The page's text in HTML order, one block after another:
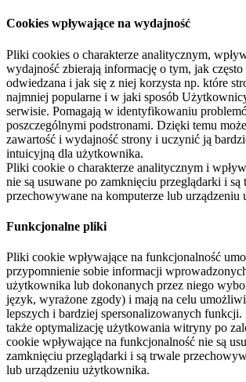
Cookies wpływające na wydajność
Pliki cookies o charakterze analitycznym,
wydajność zbierają informację o tym, jak często
odwiedzana i jak się z niej korzysta np. które
najmniej popularne i w jaki sposób
serwisie. Pomagają w identyfikowaniu
poszczególnymi podstronami. Dzięki temu
zawartość i wydajność strony i uczynić ją
intuicyjną dla użytkownika.
Pliki cookie o charakterze analitycznym i
nie są usuwane po zamknięciu przeglądarki i są
przechowywane na komputerze lub urządzeniu
Funkcjonalne pliki
Pliki cookie wpływające na funkcjonalność
przypomnienie sobie informacji
użytkownika lub dokonanych przez niego
język, wyrażone zgody) i mają na celu
lepszych i bardziej spersonalizowanych
także optymalizację użytkowania witryny po
cookie wpływające na funkcjonalność nie są
zamknięciu przeglądarki i są trwale
lub urządzeniu użytkownika.